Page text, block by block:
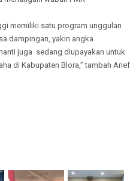
memiliki satu program unggulan
dampingan, yakin angka
juga sedang diupayakan untuk
di Kabupaten Blora,” tambah Arief